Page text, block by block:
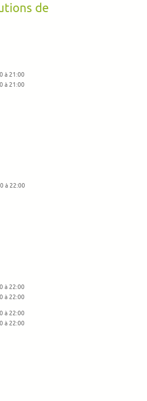
de
à 21:00
à 21:00
à 22:00
à 22:00
à 22:00
à 22:00
à 22:00